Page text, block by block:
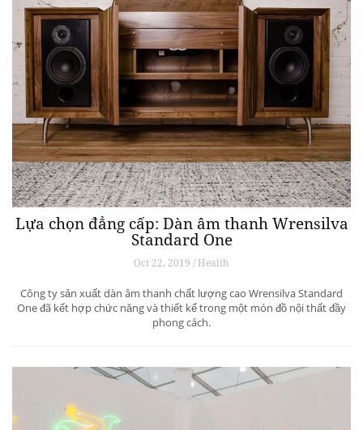
Lựa chọn đẳng cấp: Dàn âm thanh Wrensilva
Standard One
Oct 22, 2019 / Health
Công ty sản xuất dàn âm thanh chất lượng cao Wrensilva Standard
One đã kết hợp chức năng và thiết kế trong một món đồ nội thất đầy
phong cách.